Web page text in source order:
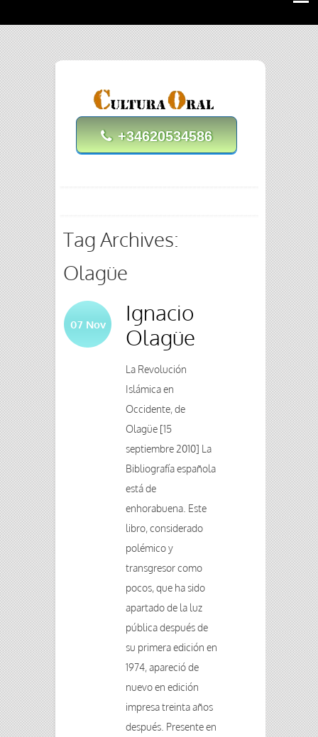
+34620534586
Tag Archives:
Olagüe
Ignacio
Olagüe
07 Nov
La Revolución
Islámica en
Occidente, de
Olagüe [15
septiembre 2010] La
Bibliografía española
está de
enhorabuena. Este
libro, considerado
polémico y
transgresor como
pocos, que ha sido
apartado de la luz
pública después de
su primera edición en
1974, apareció de
nuevo en edición
impresa treinta años
después. Presente en